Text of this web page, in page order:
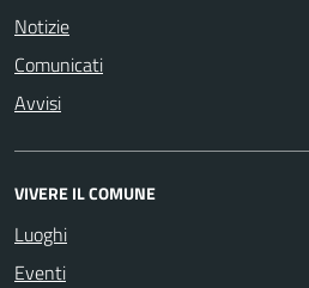
Notizie
Comunicati
Avvisi
VIVERE IL COMUNE
Luoghi
Eventi